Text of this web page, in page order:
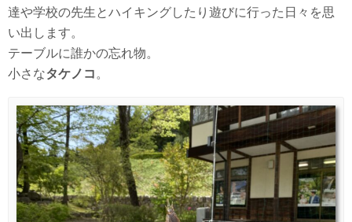
達や学校の先生とハイキングしたり遊びに行った日々を思
い出します。
テーブルに誰かの忘れ物。
小さなタケノコ 。